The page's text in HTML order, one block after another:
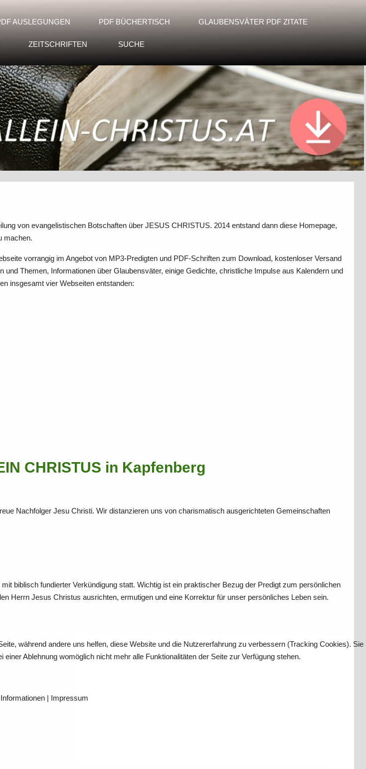
AUSLEGUNGEN PDF BÜCHERTISCH GLAUBENSVÄTER PDF ZITATE
ZEITSCHRIFTEN SUCHE
von evangelistischen Botschaften über JESUS CHRISTUS. 2014 entstand dann diese Homepage,
machen.
vorrangig im Angebot von MP3-Predigten und PDF-Schriften zum Download, kostenloser Versand
Themen, Informationen über Glaubensväter, einige Gedichte, christliche Impulse aus Kalendern und
insgesamt vier Webseiten entstanden:
CHRISTUS in Kapfenberg
Nachfolger Jesu Christi. Wir distanzieren uns von charismatisch ausgerichteten Gemeinschaften
biblisch fundierter Verkündigung statt. Wichtig ist ein praktischer Bezug der Predigt zum persönlichen
Herrn Jesus Christus ausrichten, ermutigen und eine Korrektur für unser persönliches Leben sein.
während andere uns helfen, diese Website und die Nutzererfahrung zu verbessern (Tracking Cookies). Sie
Ablehnung womöglich nicht mehr alle Funktionalitäten der Seite zur Verfügung stehen.
| Impressum